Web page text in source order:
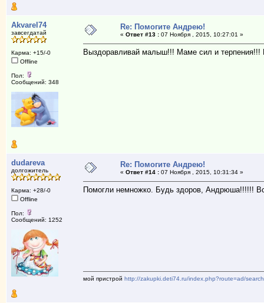
Akvarel74
завсегдатай
Карма: +15/-0
Offline
Пол:
Сообщений: 348
Re: Помогите Андрею!
« Ответ #13 :07 Ноября , 2015, 10:27:01 »
Выздоравливай малыш!!! Маме сил и терпения!!!
dudareva
долгожитель
Карма: +28/-0
Offline
Пол:
Сообщений: 1252
Re: Помогите Андрею!
« Ответ #14 :07 Ноября , 2015, 10:31:34 »
Помогли немножко. Будь здоров, Андрюша!!!!!!
мой пристрой http://zakupki.deti74.ru/index.php?route=ad/